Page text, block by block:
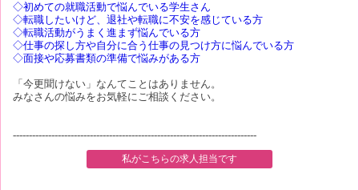
◇初めての就職活動で悩んでいる学生さん
◇転職したいけど、退社や転職に不安を感じている方
◇転職活動がうまく進まず悩んでいる方
◇仕事の探し方や自分に合う仕事の見つけ方に悩んでいる方
◇面接や応募書類の準備で悩みがある方
「今更聞けない」なんてことはありません。
みなさんの悩みをお気軽にご相談ください。
----------------------------------------------------------------------------
私がこちらの求人担当です